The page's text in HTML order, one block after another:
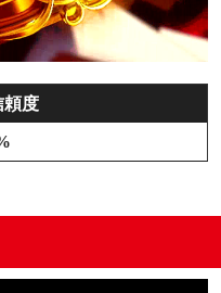
頼度